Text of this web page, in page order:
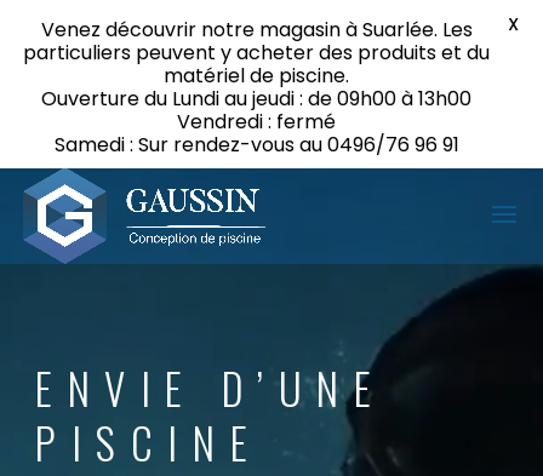
ENVIE D’UNE
PISCINE
Venez découvrir notre magasin à Suarlée. Les
particuliers peuvent y acheter des produits et du
matériel de piscine.
Ouverture du Lundi au jeudi : de 09h00 à 13h00
Vendredi : fermé
Samedi : Sur rendez-vous au 0496/76 96 91
X